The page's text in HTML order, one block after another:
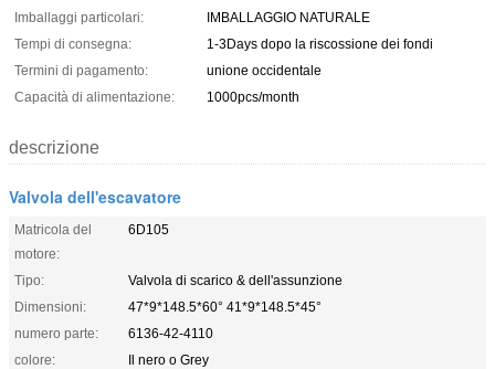
Imballaggi particolari:
IMBALLAGGIO NATURALE
Tempi di consegna:
1-3Days dopo la riscossione dei fondi
Termini di pagamento:
unione occidentale
Capacità di alimentazione:
1000pcs/month
descrizione
Valvola dell'escavatore
Matricola del
motore:
6D105
Tipo:
Valvola di scarico & dell'assunzione
Dimensioni:
47*9*148.5*60° 41*9*148.5*45°
numero parte:
6136-42-4110
colore:
Il nero o Grey